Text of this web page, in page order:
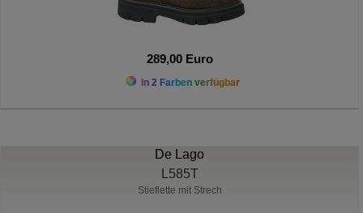
289,00 Euro
In 2 Farben verfügbar
De Lago
L585T
Stieflette mit Strech